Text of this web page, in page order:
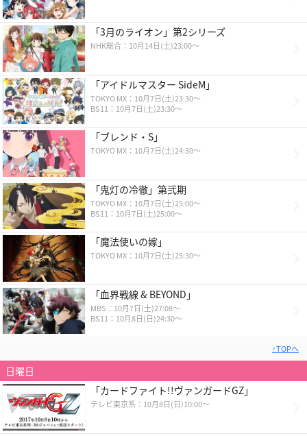
「3月のライオン」第2シリーズ
NHK総合：10月14日(土)23:00〜
「アイドルマスター SideM」
TOKYO MX：10月7日(土)23:30～
BS11：10月7日(土)23:30～
「ブレンド・S」
TOKYO MX：10月7日(土)24:30～
「鬼灯の冷徹」第弐期
TOKYO MX：10月7日(土)25:00～
BS11：10月7日(土)25:00～
「魔法使いの嫁」
TOKYO MX：10月7日(土)25:30～
「血界戦線 & BEYOND」
MBS：10月7日(土)27:08〜
BS11：10月8日(日)24:30〜
↑TOPへ
日曜日
「カードファイト!!ヴァンガードGZ」
テレビ東京系：10月8日(日)10:00〜